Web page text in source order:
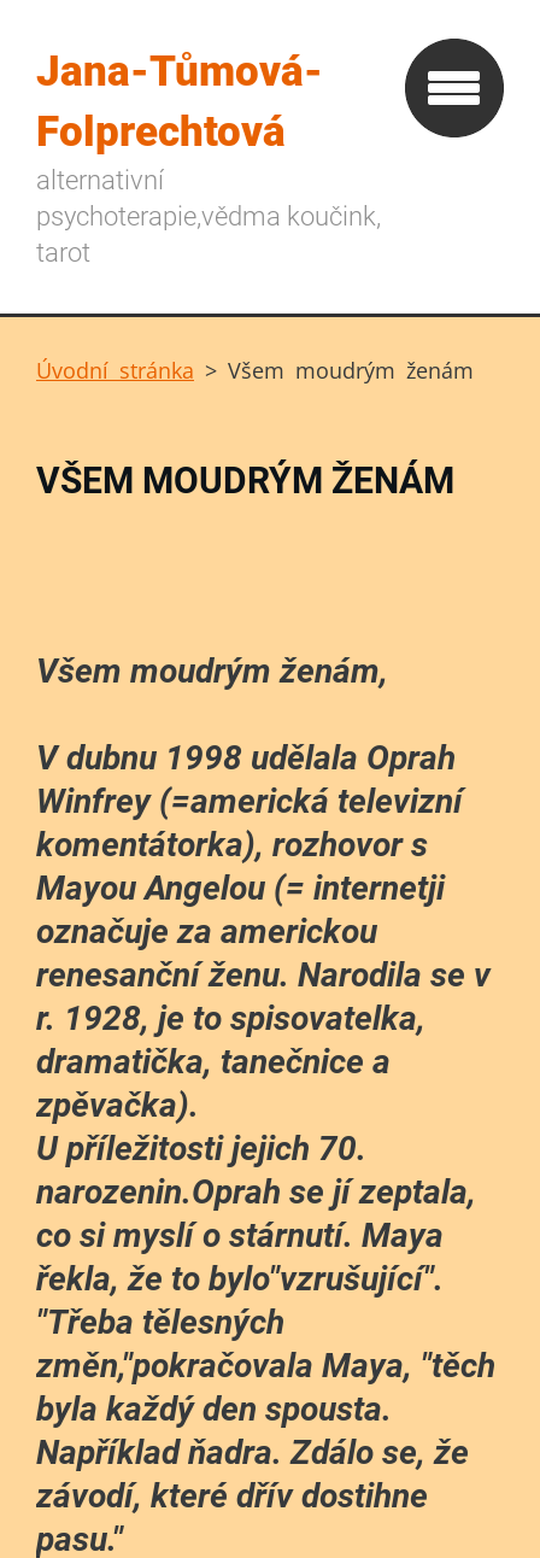
Jana-Tůmová-
Folprechtová
alternativní
psychoterapie,vědma koučink,
tarot
Úvodní stránka > Všem moudrým ženám
VŠEM MOUDRÝM ŽENÁM
Všem moudrým ženám,
V dubnu 1998 udělala Oprah
Winfrey (=americká televizní
komentátorka), rozhovor s
Mayou Angelou (= internetji
označuje za americkou
renesanční ženu. Narodila se v
r. 1928, je to spisovatelka,
dramatička, tanečnice a
zpěvačka).
U příležitosti jejich 70.
narozenin.Oprah se jí zeptala,
co si myslí o stárnutí. Maya
řekla, že to bylo"vzrušující".
"Třeba tělesných
změn,"pokračovala Maya, "těch
byla každý den spousta.
Například ňadra. Zdálo se, že
závodí, které dřív dostihne
pasu."